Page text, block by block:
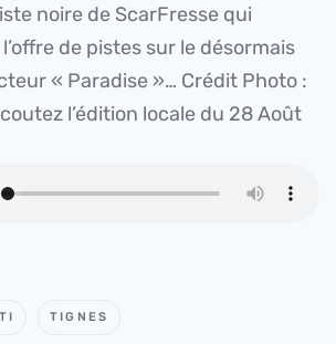
noire de ScarFresse qui
de pistes sur le désormais
« Paradise »… Crédit Photo :
l’édition locale du 28 Août
TIGNES